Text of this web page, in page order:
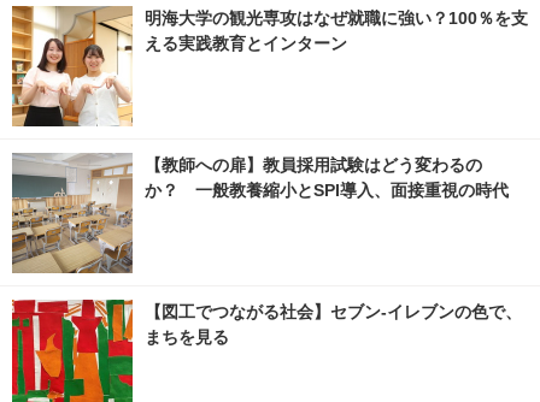
明海大学の観光専攻はなぜ就職に強い？100％を支
える実践教育とインターン
【教師への扉】教員採用試験はどう変わるの
か？ 一般教養縮小とSPI導入、面接重視の時代
【図工でつながる社会】セブン‐イレブンの色で、
まちを見る